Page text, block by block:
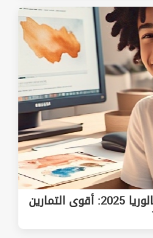
مراجعة رياضيات للبكالوريا 2025: أقوى التمارين